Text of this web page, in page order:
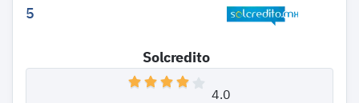
5
Solcredito
4.0